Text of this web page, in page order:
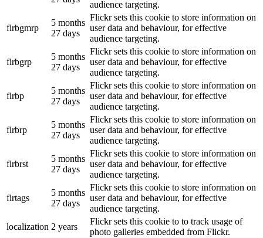
audience targeting.
flrbgmrp
5 months
27 days
Flickr sets this cookie to store information on
user data and behaviour, for effective
audience targeting.
flrbgrp
5 months
27 days
Flickr sets this cookie to store information on
user data and behaviour, for effective
audience targeting.
flrbp
5 months
27 days
Flickr sets this cookie to store information on
user data and behaviour, for effective
audience targeting.
flrbrp
5 months
27 days
Flickr sets this cookie to store information on
user data and behaviour, for effective
audience targeting.
flrbrst
5 months
27 days
Flickr sets this cookie to store information on
user data and behaviour, for effective
audience targeting.
flrtags
5 months
27 days
Flickr sets this cookie to store information on
user data and behaviour, for effective
audience targeting.
localization 2 years
Flickr sets this cookie to to track usage of
photo galleries embedded from Flickr.